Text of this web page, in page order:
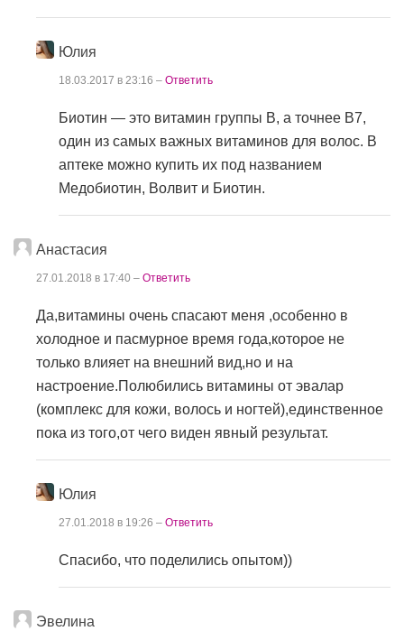
Юлия
18.03.2017 в 23:16 – Ответить
Биотин — это витамин группы В, а точнее В7,
один из самых важных витаминов для волос. В
аптеке можно купить их под названием
Медобиотин, Волвит и Биотин.
Анастасия
27.01.2018 в 17:40 – Ответить
Да,витамины очень спасают меня ,особенно в
холодное и пасмурное время года,которое не
только влияет на внешний вид,но и на
настроение.Полюбились витамины от эвалар
(комплекс для кожи, волось и ногтей),единственное
пока из того,от чего виден явный результат.
Юлия
27.01.2018 в 19:26 – Ответить
Спасибо, что поделились опытом))
Эвелина